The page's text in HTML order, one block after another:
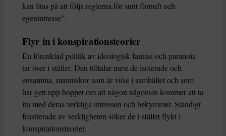
kan litas på att följa reglerna för sunt förnuft och
egenintresse”.
Flyr in i konspirationsteorier
En förenklad politik av ideologisk fantasi och paranoia
tar över i stället. Den tilltalar mest de isolerade och
ensamma, människor som är vilse i samhället och som
har gett upp hoppet om att någon någonsin kommer att ta
itu med deras verkliga intressen och bekymmer. Ständigt
frustrerade av verkligheten söker de i stället flykt i
konspirationsteorier.